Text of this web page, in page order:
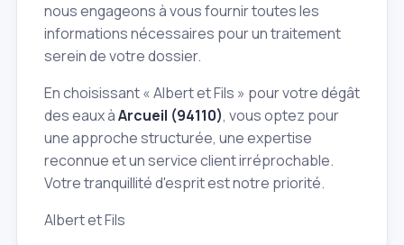
nous engageons à vous fournir toutes les
informations nécessaires pour un traitement
serein de votre dossier.
En choisissant « Albert et Fils » pour votre dégât
des eaux àArcueil (94110), vous optez pour
une approche structurée, une expertise
reconnue et un service client irréprochable.
Votre tranquillité d'esprit est notre priorité.
Albert et Fils